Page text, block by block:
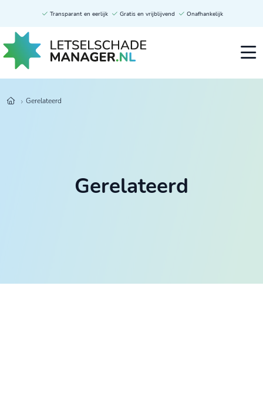
Transparant en eerlijk Gratis en vrijblijvend Onafhankelijk
Gerelateerd
Gerelateerd